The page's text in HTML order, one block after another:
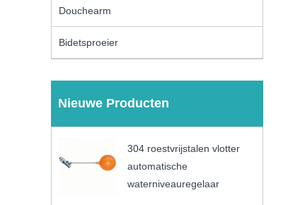
Douchearm
Bidetsproeier
Nieuwe Producten
304 roestvrijstalen vlotter
automatische
waterniveauregelaar